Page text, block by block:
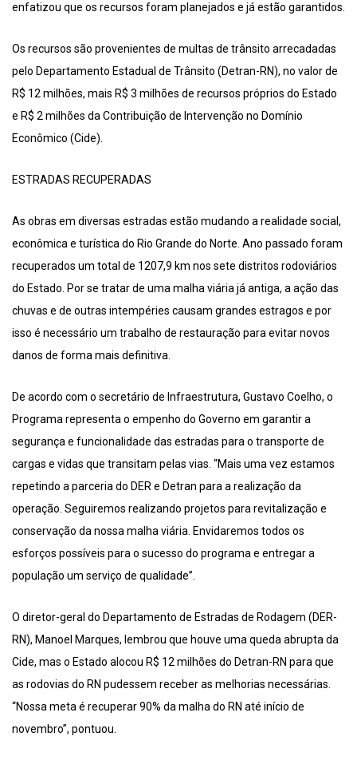
enfatizou que os recursos foram planejados e já estão garantidos.
Os recursos são provenientes de multas de trânsito arrecadadas
pelo Departamento Estadual de Trânsito (Detran-RN), no valor de
R$ 12 milhões, mais R$ 3 milhões de recursos próprios do Estado
e R$ 2 milhões da Contribuição de Intervenção no Domínio
Econômico (Cide).
ESTRADAS RECUPERADAS
As obras em diversas estradas estão mudando a realidade social,
econômica e turística do Rio Grande do Norte. Ano passado foram
recuperados um total de 1207,9 km nos sete distritos rodoviários
do Estado. Por se tratar de uma malha viária já antiga, a ação das
chuvas e de outras intempéries causam grandes estragos e por
isso é necessário um trabalho de restauração para evitar novos
danos de forma mais definitiva.
De acordo com o secretário de Infraestrutura, Gustavo Coelho, o
Programa representa o empenho do Governo em garantir a
segurança e funcionalidade das estradas para o transporte de
cargas e vidas que transitam pelas vias. “Mais uma vez estamos
repetindo a parceria do DER e Detran para a realização da
operação. Seguiremos realizando projetos para revitalização e
conservação da nossa malha viária. Envidaremos todos os
esforços possíveis para o sucesso do programa e entregar a
população um serviço de qualidade”.
O diretor-geral do Departamento de Estradas de Rodagem (DER-
RN), Manoel Marques, lembrou que houve uma queda abrupta da
Cide, mas o Estado alocou R$ 12 milhões do Detran-RN para que
as rodovias do RN pudessem receber as melhorias necessárias.
“Nossa meta é recuperar 90% da malha do RN até início de
novembro”, pontuou.